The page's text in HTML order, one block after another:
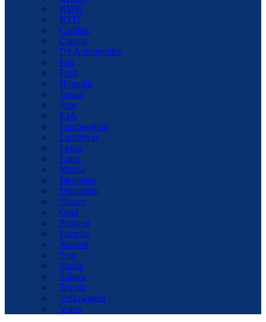
BMW
BYD
Cadillac
Citroen
DS Automobiles
Fiat
Ford
Hyundai
Jaguar
Jeep
KIA
Lamborghini
Landrover
Lexus
Lotus
Mazda
Mercedes
Mitsubishi
Nissan
Opel
Peugeot
Porsche
Renault
Seat
Skoda
Subaru
Toyota
Volkswagen
Volvo